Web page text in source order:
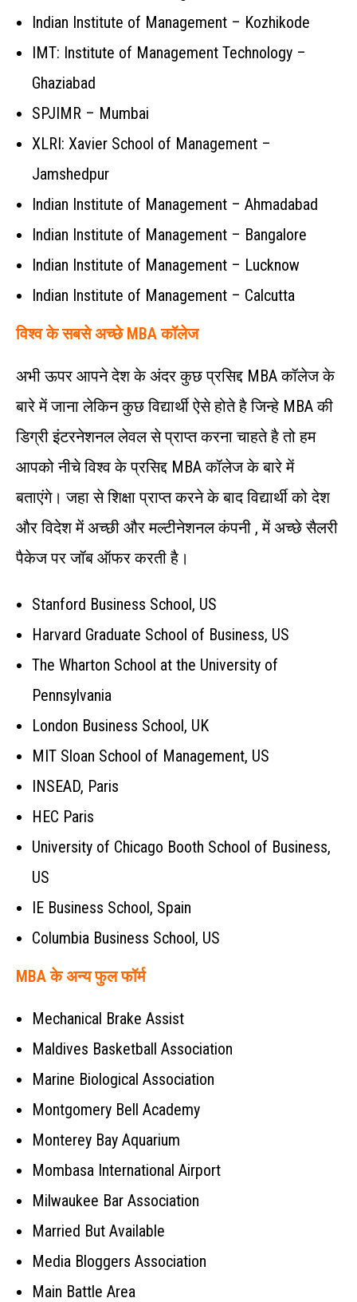
Indian Institute of Management – Kozhikode
IMT: Institute of Management Technology –
Ghaziabad
SPJIMR – Mumbai
XLRI: Xavier School of Management –
Jamshedpur
Indian Institute of Management – Ahmadabad
Indian Institute of Management – Bangalore
Indian Institute of Management – Lucknow
Indian Institute of Management – Calcutta
विश्व के सबसे अच्छे MBA कॉलेज
अभी ऊपर आपने देश के अंदर कुछ प्रसिद्द MBA कॉलेज के
बारे में जाना लेकिन कुछ विद्यार्थी ऐसे होते है जिन्हे MBA की
डिग्री इंटरनेशनल लेवल से प्राप्त करना चाहते है तो हम
आपको नीचे विश्व के प्रसिद्द MBA कॉलेज के बारे में
बताएंगे। जहा से शिक्षा प्राप्त करने के बाद विद्यार्थी को देश
और विदेश में अच्छी और मल्टीनेशनल कंपनी , में अच्छे सैलरी
पैकेज पर जॉब ऑफर करती है।
Stanford Business School, US
Harvard Graduate School of Business, US
The Wharton School at the University of
Pennsylvania
London Business School, UK
MIT Sloan School of Management, US
INSEAD, Paris
HEC Paris
University of Chicago Booth School of Business,
US
IE Business School, Spain
Columbia Business School, US
MBA के अन्य फुल फॉर्म
Mechanical Brake Assist
Maldives Basketball Association
Marine Biological Association
Montgomery Bell Academy
Monterey Bay Aquarium
Mombasa International Airport
Milwaukee Bar Association
Married But Available
Media Bloggers Association
Main Battle Area